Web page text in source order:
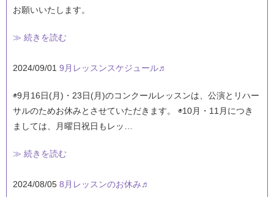
お願いいたします。
≫ 続きを読む
2024/09/01 9月レッスンスケジュール♬
◉9月16日(月)・23日(月)のコンクールレッスンは、公演とリハー
サルのためお休みとさせていただきます。 ◉10月・11月につき
ましては、月曜日祝日もレッ…
≫ 続きを読む
2024/08/05 8月レッスンのお休み♬